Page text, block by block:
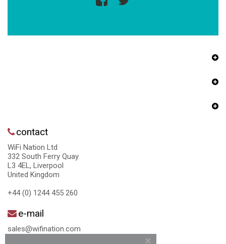
contact
WiFi Nation Ltd
332 South Ferry Quay
L3 4EL, Liverpool
United Kingdom
+44 (0) 1244 455 260
e-mail
sales@wifination.com